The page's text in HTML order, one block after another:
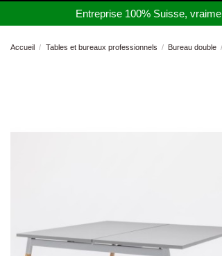
Entreprise 100% Suisse,
Accueil Tables et bureaux professionnels Bureau double